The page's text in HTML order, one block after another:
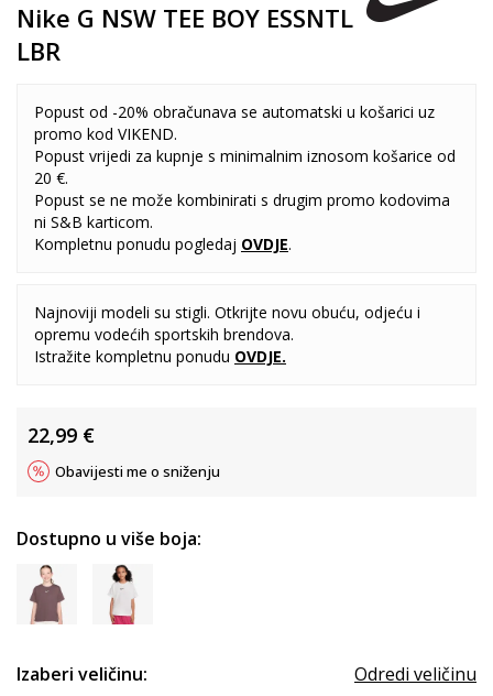
Nike G NSW TEE BOY ESSNTL
LBR
Popust od -20% obračunava se automatski u košarici uz
promo kod VIKEND.
Popust vrijedi za kupnje s minimalnim iznosom košarice od
20 €.
Popust se ne može kombinirati s drugim promo kodovima
ni S&B karticom.
Kompletnu ponudu pogledaj OVDJE.
Najnoviji modeli su stigli. Otkrijte novu obuću, odjeću i
opremu vodećih sportskih brendova.
Istražite kompletnu ponudu OVDJE.
22,99 €
Obavijesti me o sniženju
Dostupno u više boja:
Izaberi veličinu: Odredi veličinu